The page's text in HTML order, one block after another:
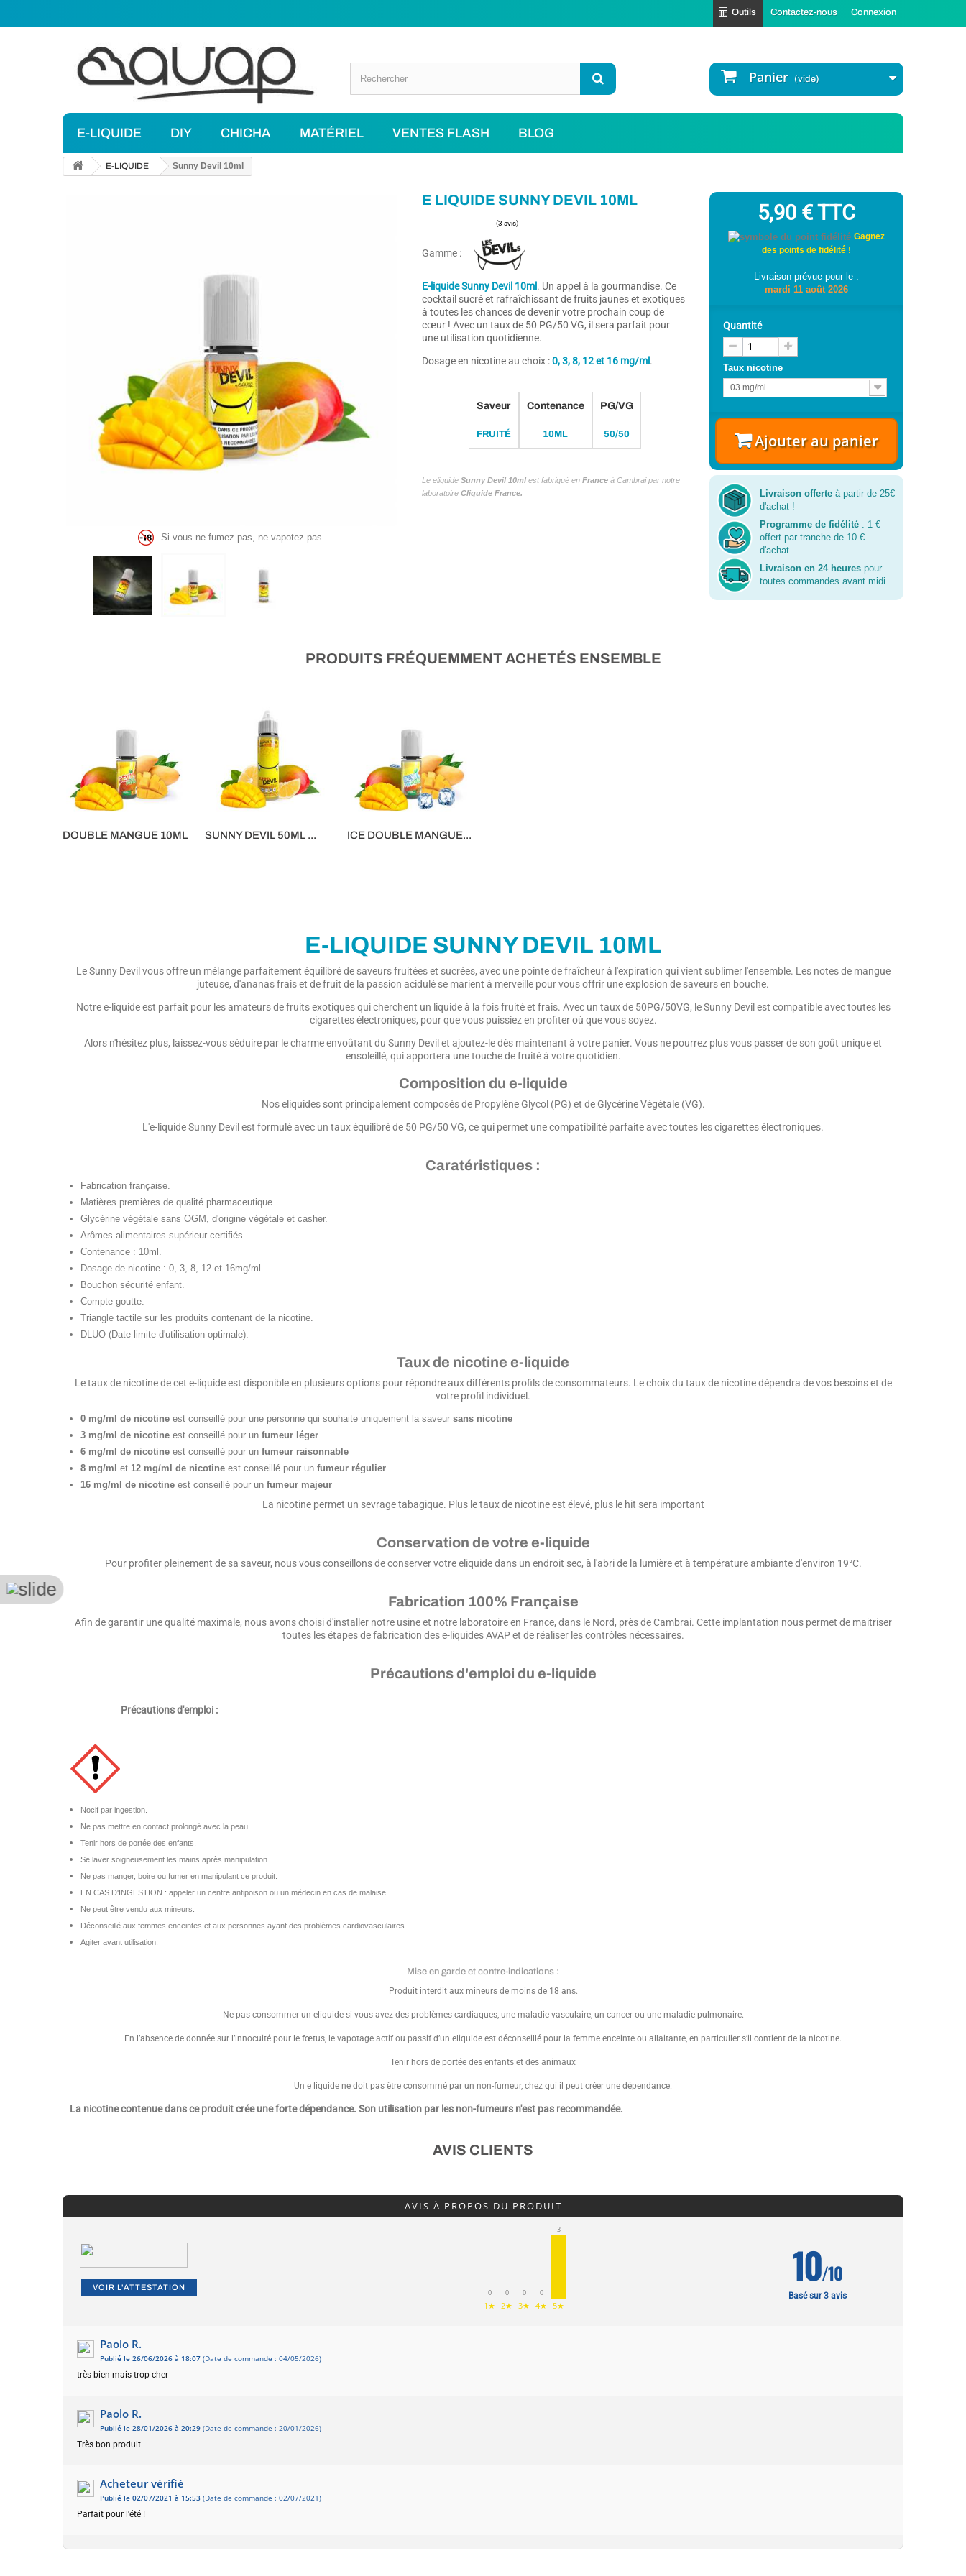
Connexion
Contactez-nous
Outils
Panier (vide)
E-LIQUIDE DIY CHICHA MATÉRIEL VENTES FLASH BLOG
E-LIQUIDE Sunny Devil 10ml
Si vous ne fumez pas, ne vapotez pas.
E LIQUIDE SUNNY DEVIL 10ML
Gamme :
E-liquide Sunny Devil 10ml. Un appel à la gourmandise. Ce
cocktail sucré et rafraîchissant de fruits jaunes et exotiques
à toutes les chances de devenir votre prochain coup de
cœur ! Avec un taux de 50 PG/50 VG, il sera parfait pour
une utilisation quotidienne.
Dosage en nicotine au choix :0, 3, 8, 12 et 16 mg/ml.
Saveur
FRUITÉ
Contenance
10ML
PG/VG
50/50
Le eliquide Sunny Devil 10ml est fabriqué en France à Cambrai par notre
laboratoire Cliquide France.
5,90 €TTC
Gagnez
des points de fidélité !
Livraison prévue pour le :
mardi 11 août 2026
Quantité
Taux nicotine
03 mg/ml
Ajouter au panier
Livraison offerteà partir de 25€
d'achat !
Programme de fidélité: 1 €
offert par tranche de 10 €
d'achat.
Livraison en 24 heurespour
toutes commandes avant midi.
PRODUITS FRÉQUEMMENT ACHETÉS ENSEMBLE
DOUBLE MANGUE 10ML SUNNY DEVIL 50ML ... ICE DOUBLE MANGUE...
E-LIQUIDE SUNNY DEVIL 10ML
Le Sunny Devil vous offre un mélange parfaitement équilibré de saveurs fruitées et sucrées, avec une pointe de fraîcheur à l'expiration qui vient sublimer l'ensemble. Les notes de mangue
juteuse, d'ananas frais et de fruit de la passion acidulé se marient à merveille pour vous offrir une explosion de saveurs en bouche.
Notre e-liquide est parfait pour les amateurs de fruits exotiques qui cherchent un liquide à la fois fruité et frais. Avec un taux de 50PG/50VG, le Sunny Devil est compatible avec toutes les
cigarettes électroniques, pour que vous puissiez en profiter où que vous soyez.
Alors n'hésitez plus, laissez-vous séduire par le charme envoûtant du Sunny Devil et ajoutez-le dès maintenant à votre panier. Vous ne pourrez plus vous passer de son goût unique et
ensoleillé, qui apportera une touche de fruité à votre quotidien.
Composition du e-liquide
Nos eliquides sont principalement composés de Propylène Glycol (PG) et de Glycérine Végétale (VG).
L'e-liquide Sunny Devil est formulé avec un taux équilibré de 50 PG/50 VG, ce qui permet une compatibilité parfaite avec toutes les cigarettes électroniques.
Caratéristiques :
Fabrication française.
Matières premières de qualité pharmaceutique.
Glycérine végétale sans OGM, d'origine végétale et casher.
Arômes alimentaires supérieur certifiés.
Contenance : 10ml.
Dosage de nicotine : 0, 3, 8, 12 et 16mg/ml.
Bouchon sécurité enfant.
Compte goutte.
Triangle tactile sur les produits contenant de la nicotine.
DLUO (Date limite d'utilisation optimale).
Taux de nicotine e-liquide
Le taux de nicotine de cet e-liquide est disponible en plusieurs options pour répondre aux différents profils de consommateurs. Le choix du taux de nicotine dépendra de vos besoins et de
votre profil individuel.
0 mg/ml de nicotine est conseillé pour une personne qui souhaite uniquement la saveur sans nicotine
3 mg/ml de nicotine est conseillé pour un fumeur léger
6 mg/ml de nicotine est conseillé pour un fumeur raisonnable
8 mg/ml et 12 mg/ml de nicotine est conseillé pour un fumeur régulier
16 mg/ml de nicotine est conseillé pour un fumeur majeur
La nicotine permet un sevrage tabagique. Plus le taux de nicotine est élevé, plus le hit sera important
Conservation de votre e-liquide
Pour profiter pleinement de sa saveur, nous vous conseillons de conserver votre eliquide dans un endroit sec, à l'abri de la lumière et à température ambiante d'environ 19°C.
Fabrication 100% Française
Afin de garantir une qualité maximale, nous avons choisi d'installer notre usine et notre laboratoire en France, dans le Nord, près de Cambrai. Cette implantation nous permet de maitriser
toutes les étapes de fabrication des e-liquides AVAP et de réaliser les contrôles nécessaires.
Précautions d'emploi du e-liquide
Précautions d'emploi :
Nocif par ingestion.
Ne pas mettre en contact prolongé avec la peau.
Tenir hors de portée des enfants.
Se laver soigneusement les mains après manipulation.
Ne pas manger, boire ou fumer en manipulant ce produit.
EN CAS D'INGESTION : appeler un centre antipoison ou un médecin en cas de malaise.
Ne peut être vendu aux mineurs.
Déconseillé aux femmes enceintes et aux personnes ayant des problèmes cardiovasculaires.
Agiter avant utilisation.
Mise en garde et contre-indications :
Produit interdit aux mineurs de moins de 18 ans.
Ne pas consommer un eliquide si vous avez des problèmes cardiaques, une maladie vasculaire, un cancer ou une maladie pulmonaire.
En l’absence de donnée sur l’innocuité pour le fœtus, le vapotage actif ou passif d’un eliquide est déconseillé pour la femme enceinte ou allaitante, en particulier s’il contient de la nicotine.
Tenir hors de portée des enfants et des animaux
Un e liquide ne doit pas être consommé par un non-fumeur, chez qui il peut créer une dépendance.
La nicotine contenue dans ce produit crée une forte dépendance. Son utilisation par les non-fumeurs n'est pas recommandée.
AVIS CLIENTS
AVIS À PROPOS DU PRODUIT
VOIR L'ATTESTATION
0
1★
0
2★
0
3★
0
4★
3
5★
10/10
Basé sur 3 avis
Paolo R.
Publié le 26/06/2026 à 18:07 (Date de commande : 04/05/2026)
très bien mais trop cher
Paolo R.
Publié le 28/01/2026 à 20:29 (Date de commande : 20/01/2026)
Très bon produit
Acheteur vérifié
Publié le 02/07/2021 à 15:53 (Date de commande : 02/07/2021)
Parfait pour l'été !